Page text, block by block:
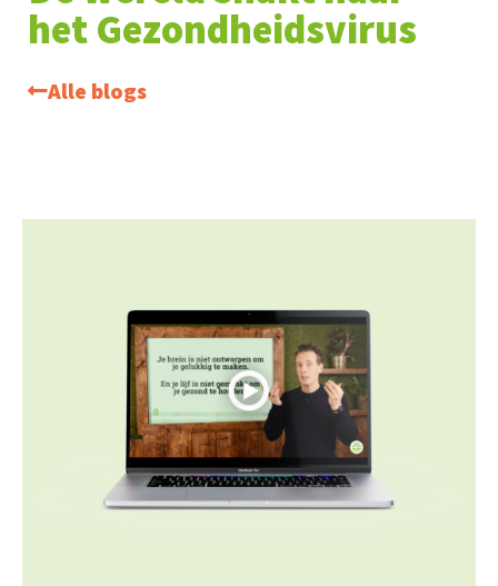
het Gezondheidsvirus
Alle blogs